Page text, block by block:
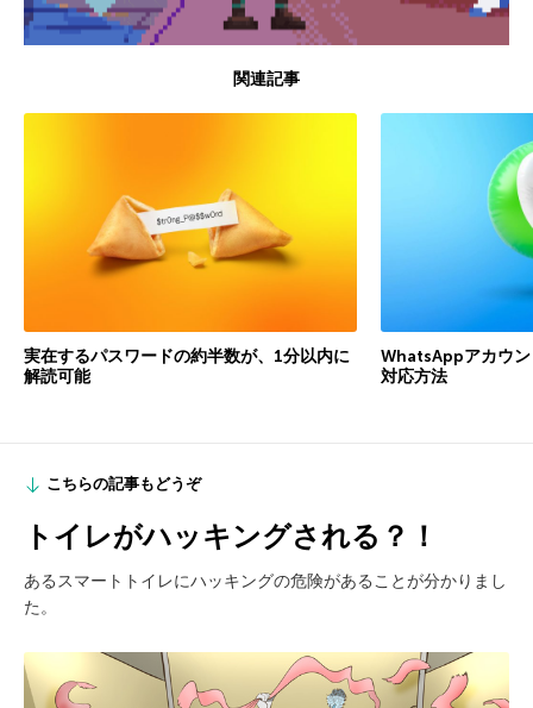
関連記事
実在するパスワードの約半数が、1分以内に
解読可能
WhatsAppアカウ
対応方法
こちらの記事もどうぞ
トイレがハッキングされる？！
あるスマートトイレにハッキングの危険があることが分かりまし
た。